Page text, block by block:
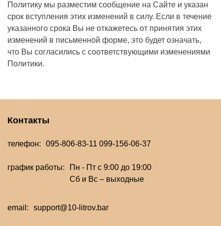
Политику мы разместим сообщение на Сайте и указан
срок вступления этих изменений в силу. Если в течение
указанного срока Вы не откажетесь от принятия этих
изменений в письменной форме, это будет означать,
что Вы согласились с соответствующими изменениями
Политики.
Контакты
телефон: 095-806-83-11 099-156-06-37
график работы:
Пн - Пт с 9:00 до 19:00
Сб и Вс – выходные
email: support@10-litrov.bar